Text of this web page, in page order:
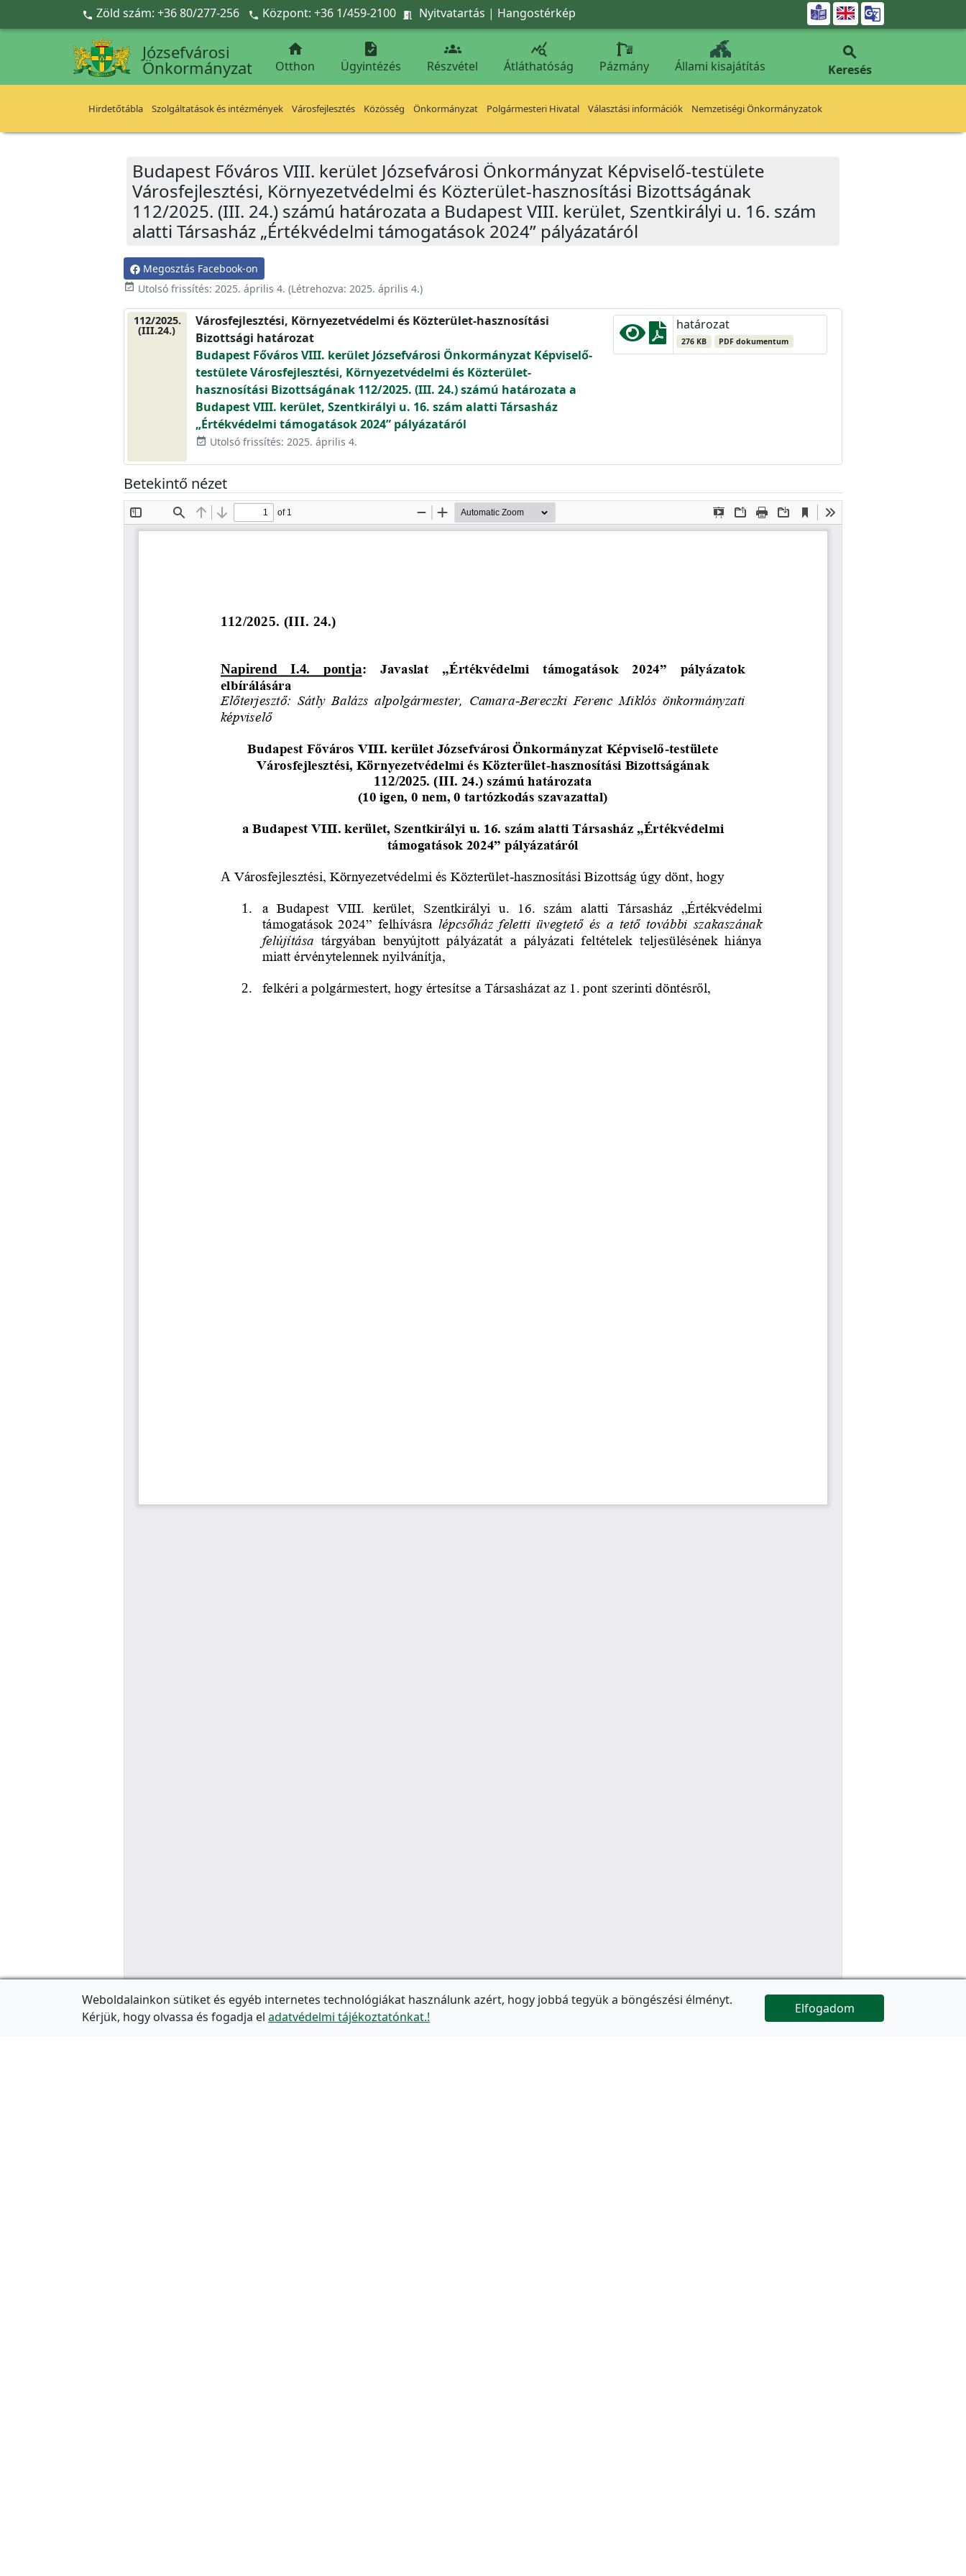
Ugrás a fő tartalomra
 Zöld szám: +36 80/277-256  Központ: +36 1/459-2100  Nyitvatartás | Hangostérkép 
Józsefvárosi
Önkormányzat

Otthon

Ügyintézés

Részvétel

Átláthatóság Pázmány Állami kisajátítás

Keresés
Hirdetőtábla Szolgáltatások és intézmények Városfejlesztés Közösség Önkormányzat Polgármesteri Hivatal Választási információk Nemzetiségi Önkormányzatok
Budapest Főváros VIII. kerület Józsefvárosi Önkormányzat Képviselő-testülete
Városfejlesztési, Környezetvédelmi és Közterület-hasznosítási Bizottságának
112/2025. (III. 24.) számú határozata a Budapest VIII. kerület, Szentkirályi u. 16. szám
alatti Társasház „Értékvédelmi támogatások 2024” pályázatáról
Megosztás Facebook-on
event_available Utolsó frissítés: 2025. április 4. (Létrehozva: 2025. április 4.)
112/2025.
(III.24.)
Városfejlesztési, Környezetvédelmi és Közterület-hasznosítási
Bizottsági határozat
Budapest Főváros VIII. kerület Józsefvárosi Önkormányzat Képviselő-
testülete Városfejlesztési, Környezetvédelmi és Közterület-
hasznosítási Bizottságának 112/2025. (III. 24.) számú határozata a
Budapest VIII. kerület, Szentkirályi u. 16. szám alatti Társasház
„Értékvédelmi támogatások 2024” pályázatáról
event_available Utolsó frissítés: 2025. április 4.
határozat
276 KB PDF dokumentum
Betekintő nézet
Az oldal folytatódik
Weboldalainkon sütiket és egyéb internetes technológiákat használunk azért, hogy jobbá tegyük a böngészési élményt.
Kérjük, hogy olvassa és fogadja el adatvédelmi tájékoztatónkat.!
Elfogadom